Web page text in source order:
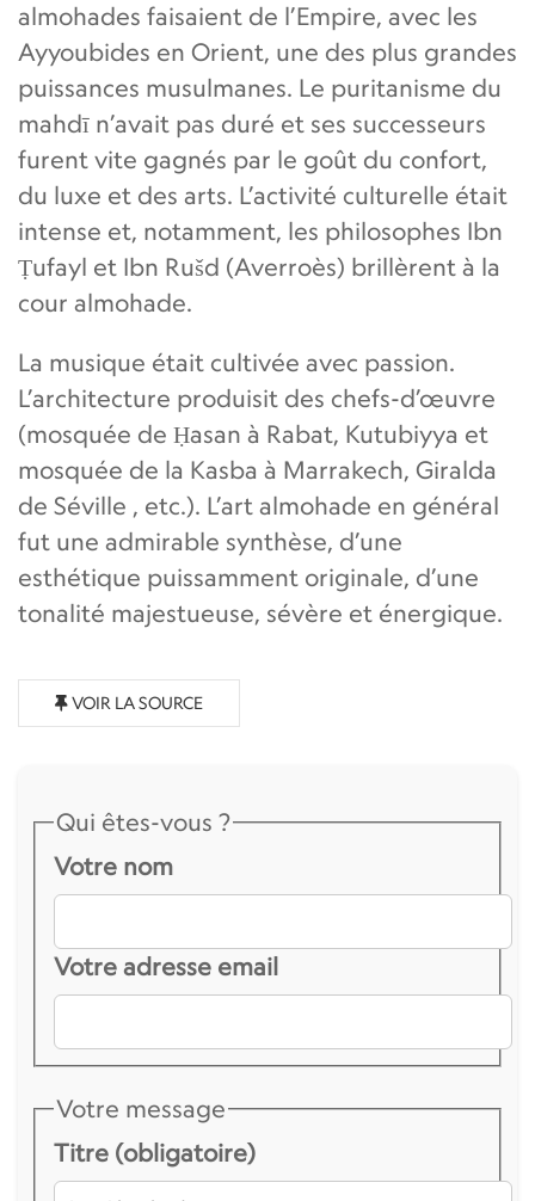
almohades faisaient de l’Empire, avec les
Ayyoubides en Orient, une des plus grandes
puissances musulmanes. Le puritanisme du
mahdī n’avait pas duré et ses successeurs
furent vite gagnés par le goût du confort,
du luxe et des arts. L’activité culturelle était
intense et, notamment, les philosophes Ibn
Ṭufayl et Ibn Rušd (Averroès) brillèrent à la
cour almohade.
La musique était cultivée avec passion.
L’architecture produisit des chefs-d’œuvre
(mosquée de Ḥasan à Rabat, Kutubiyya et
mosquée de la Kasba à Marrakech, Giralda
de Séville , etc.). L’art almohade en général
fut une admirable synthèse, d’une
esthétique puissamment originale, d’une
tonalité majestueuse, sévère et énergique.
VOIR LA SOURCE
Qui êtes-vous ?
Votre nom
Votre adresse email
Votre message
Titre (obligatoire)